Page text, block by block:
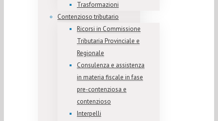
Trasformazioni
Contenzioso tributario
Ricorsi in Commissione
Tributaria Provinciale e
Regionale
Consulenza e assistenza
in materia fiscale in fase
pre-contenziosa e
contenzioso
Interpelli